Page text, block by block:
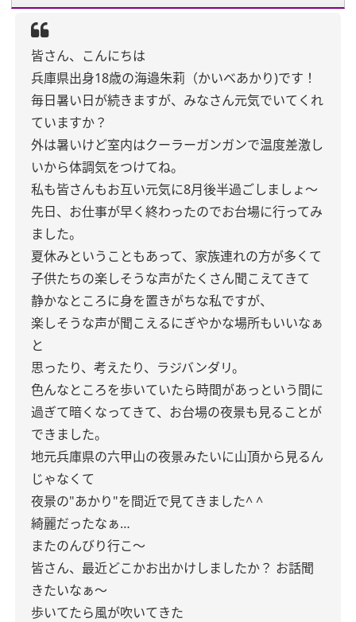
皆さん、こんにちは
兵庫県出身18歳の海邉朱莉（かいべあかり)です！
毎日暑い日が続きますが、みなさん元気でいてくれ
ていますか？
外は暑いけど室内はクーラーガンガンで温度差激し
いから体調気をつけてね。
私も皆さんもお互い元気に8月後半過ごしましょ〜
先日、お仕事が早く終わったのでお台場に行ってみ
ました。
夏休みということもあって、家族連れの方が多くて
子供たちの楽しそうな声がたくさん聞こえてきて
静かなところに身を置きがちな私ですが、
楽しそうな声が聞こえるにぎやかな場所もいいなぁ
と
思ったり、考えたり、ラジバンダリ。
色んなところを歩いていたら時間があっという間に
過ぎて暗くなってきて、お台場の夜景も見ることが
できました。
地元兵庫県の六甲山の夜景みたいに山頂から見るん
じゃなくて
夜景の"あかり"を間近で見てきました^ ^
綺麗だったなぁ…
またのんびり行こ〜
皆さん、最近どこかお出かけしましたか？ お話聞
きたいなぁ〜
歩いてたら風が吹いてきた